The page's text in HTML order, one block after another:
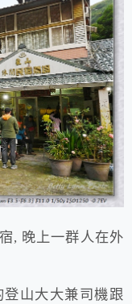
, 晚上一群人在外
山大大兼司機跟